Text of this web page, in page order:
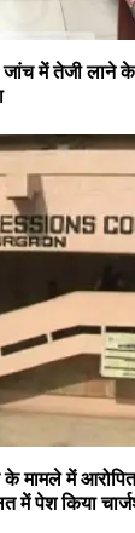
जांच में तेजी लाने
के मामले में
पेश किया